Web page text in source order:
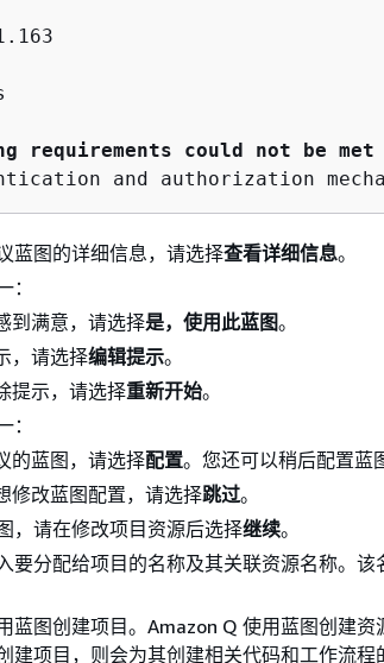
requirements could not be
蓝图的详细信息，请选择查看详细信息。
到满意，请选择是，使用此蓝图。
，请选择编辑提示。
提示，请选择重新开始。
的蓝图，请选择配置。您还可以稍后配置蓝
修改蓝图配置，请选择跳过。
，请在修改项目资源后选择继续。
要分配给项目的名称及其关联资源名称。该
蓝图创建项目。Amazon Q 使用蓝图创建资
建项目，则会为其创建相关代码和工作流程